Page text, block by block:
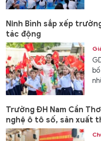
Ninh Bình sắp xếp
tác động
Trường ĐH Nam Cần
nghệ ô tô số, sản xuất